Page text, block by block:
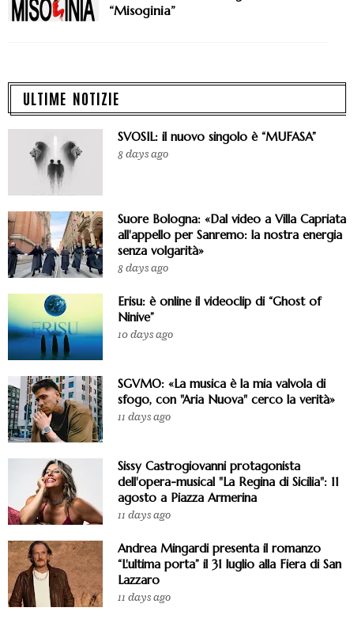
“Misoginia”
ULTIME NOTIZIE
SVOSIL: il nuovo singolo è “MUFASA”
8 days ago
Suore Bologna: «Dal video a Villa Capriata
all'appello per Sanremo: la nostra energia
senza volgarità»
8 days ago
Erisu: è online il videoclip di “Ghost of
Ninive”
10 days ago
SGVMO: «La musica è la mia valvola di
sfogo, con "Aria Nuova" cerco la verità»
11 days ago
Sissy Castrogiovanni protagonista
dell'opera-musical "La Regina di Sicilia": 11
agosto a Piazza Armerina
11 days ago
Andrea Mingardi presenta il romanzo
“L'ultima porta” il 31 luglio alla Fiera di San
Lazzaro
11 days ago